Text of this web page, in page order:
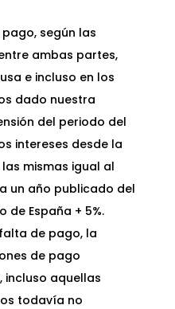
según las
ambas partes,
e incluso en los
dado nuestra
del periodo del
intereses desde la
mismas igual al
un año publicado del
de España + 5%.
de pago, la
de pago
aquellas
todavía no